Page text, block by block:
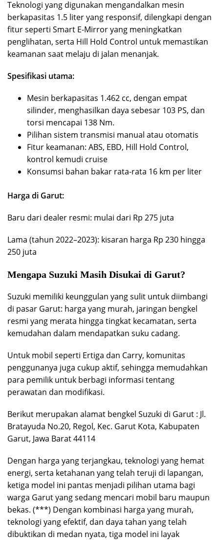
Teknologi yang digunakan mengandalkan mesin
berkapasitas 1.5 liter yang responsif, dilengkapi dengan
fitur seperti Smart E-Mirror yang meningkatkan
penglihatan, serta Hill Hold Control untuk memastikan
keamanan saat melaju di jalan menanjak.
Spesifikasi utama:
Mesin berkapasitas 1.462 cc, dengan empat
silinder, menghasilkan daya sebesar 103 PS, dan
torsi mencapai 138 Nm.
Pilihan sistem transmisi manual atau otomatis
Fitur keamanan: ABS, EBD, Hill Hold Control,
kontrol kemudi cruise
Konsumsi bahan bakar rata-rata 16 km per liter
Harga di Garut:
Baru dari dealer resmi: mulai dari Rp 275 juta
Lama (tahun 2022–2023): kisaran harga Rp 230 hingga
250 juta
Mengapa Suzuki Masih Disukai di Garut?
Suzuki memiliki keunggulan yang sulit untuk diimbangi
di pasar Garut: harga yang murah, jaringan bengkel
resmi yang merata hingga tingkat kecamatan, serta
kemudahan dalam mendapatkan suku cadang.
Untuk mobil seperti Ertiga dan Carry, komunitas
penggunanya juga cukup aktif, sehingga memudahkan
para pemilik untuk berbagi informasi tentang
perawatan dan modifikasi.
Berikut merupakan alamat bengkel Suzuki di Garut : Jl.
Bratayuda No.20, Regol, Kec. Garut Kota, Kabupaten
Garut, Jawa Barat 44114
Dengan harga yang terjangkau, teknologi yang hemat
energi, serta ketahanan yang telah teruji di lapangan,
ketiga model ini pantas menjadi pilihan utama bagi
warga Garut yang sedang mencari mobil baru maupun
bekas. (***) Dengan kombinasi harga yang murah,
teknologi yang efektif, dan daya tahan yang telah
dibuktikan di medan nyata, tiga model ini layak